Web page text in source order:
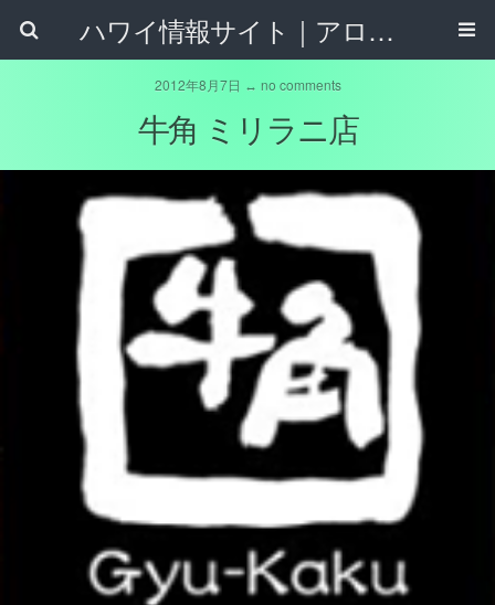
ハワイ情報サイト｜アロハタウンネット
2012年8月7日 ↔ no comments
牛角 ミリラニ店